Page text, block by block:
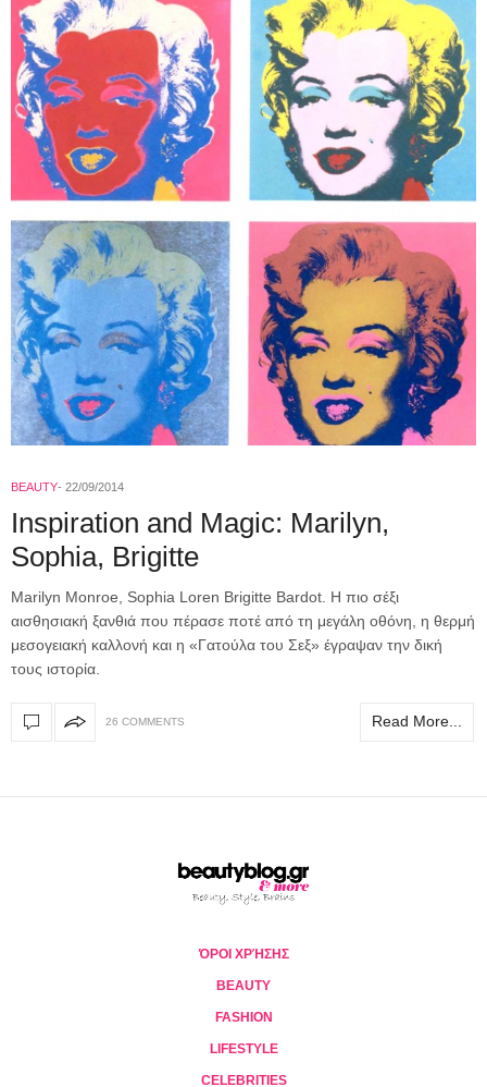
BEAUTY 22/09/2014
Inspiration and Magic: Marilyn,
Sophia, Brigitte
Marilyn Monroe, Sophia Loren Brigitte Bardot. Η πιο σέξι
αισθησιακή ξανθιά που πέρασε ποτέ από τη μεγάλη οθόνη, η θερμή
μεσογειακή καλλονή και η «Γατούλα του Σεξ» έγραψαν την δική
τους ιστορία.
26 COMMENTS Read More...
ΌΡΟΙ ΧΡΉΣΗΣ
BEAUTY
FASHION
LIFESTYLE
CELEBRITIES